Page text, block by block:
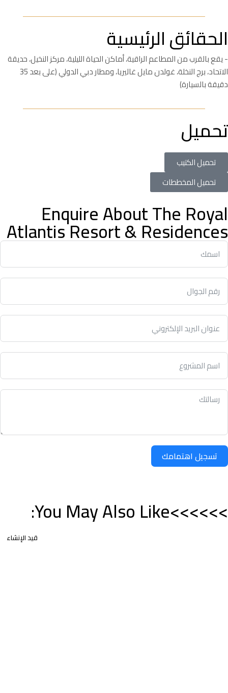
الحقائق الرئيسية
- يقع بالقرب من المطاعم الراقية، أماكن الحياة الليلية، مركز النخيل، حديقة
الاتحاد، برج النخلة، غولدن مايل غاليريا، ومطار دبي الدولي (على بعد 35
دقيقة بالسيارة)
تحميل
تحميل الكتيب
تحميل المخططات
Enquire About The Royal
Atlantis Resort & Residences
تسجيل اهتمامك
>>>>>>You May Also Like:
قيد الإنشاء